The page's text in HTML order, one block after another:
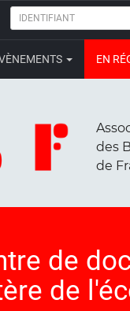
IDENTIFIANT
EN
des
de
de
de